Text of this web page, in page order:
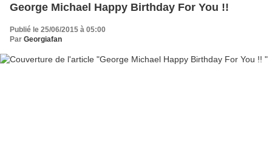
George Michael Happy Birthday For You !!
Publié le 25/06/2015 à 05:00
Par Georgiafan